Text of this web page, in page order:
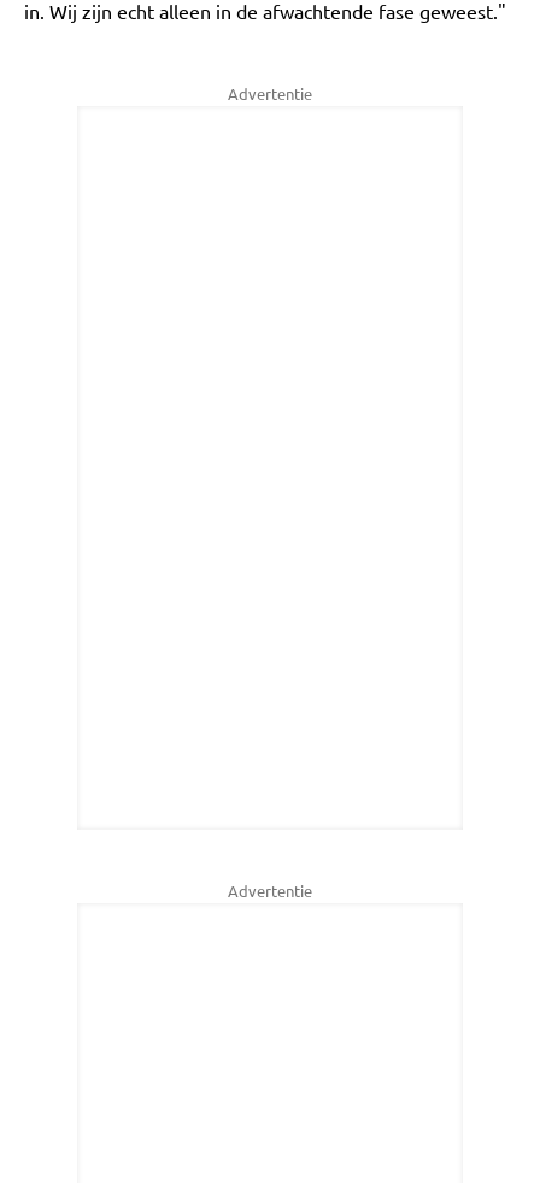
in. Wij zijn echt alleen in de afwachtende fase geweest."
Advertentie
Advertentie